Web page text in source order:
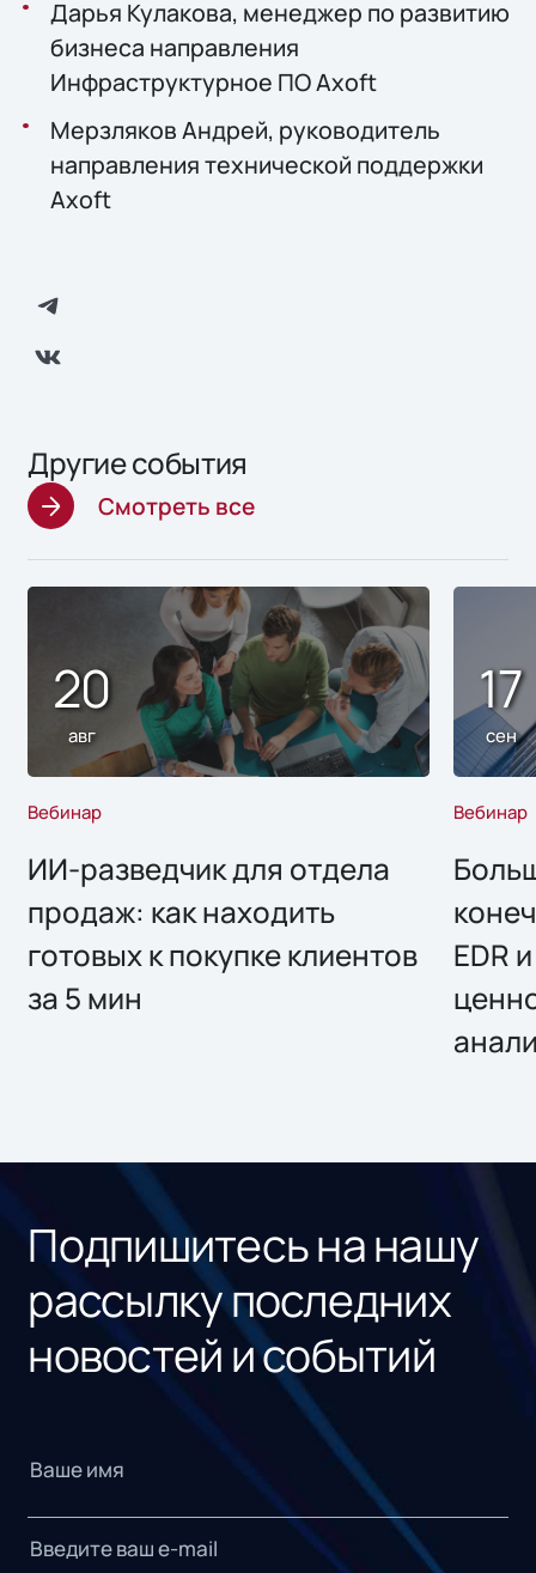
Дарья Кулакова, менеджер по развитию
бизнеса направления
Инфраструктурное ПО Axoft
Мерзляков Андрей, руководитель
направления технической поддержки
Axoft
Другие события
Смотреть все
20
авг
Вебинар
ИИ-разведчик для отдела
продаж: как находить
готовых к покупке клиентов
за 5 мин
17
сен
Вебинар
EDR
Подпишитесь на нашу
рассылку последних
новостей и событий